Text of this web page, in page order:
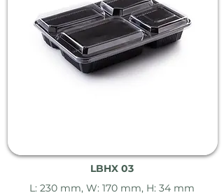
LBHX 03
L: 230 mm, W: 170 mm, H: 34 mm